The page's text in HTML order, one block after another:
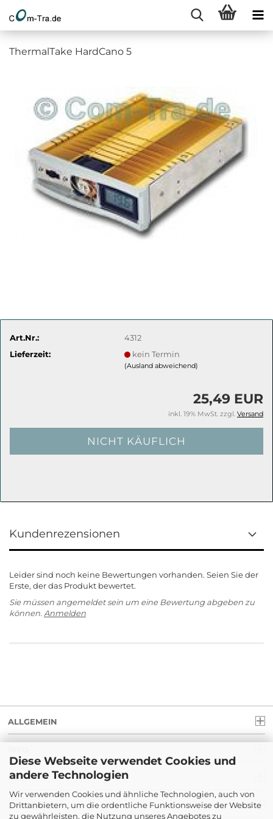
Diese Webseite verwendet Cookies und
andere Technologien
Wir verwenden Cookies und ähnliche Technologien, auch von
Drittanbietern, um die ordentliche Funktionsweise der Website
zu gewährleisten, die Nutzung unseres Angebotes zu
ThermalTake HardCano 5
Art.Nr.:
4312
Lieferzeit:
kein Termin
(Ausland abweichend)
25,49 EUR
inkl. 19% MwSt. zzgl. Versand
Kundenrezensionen
Leider sind noch keine Bewertungen vorhanden. Seien Sie der
Erste, der das Produkt bewertet.
Sie müssen angemeldet sein um eine Bewertung abgeben zu
können. Anmelden
ALLGEMEIN
RECHT
ZAHLUNG